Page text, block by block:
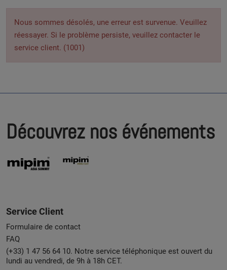
Nous sommes désolés, une erreur est survenue. Veuillez
réessayer. Si le problème persiste, veuillez contacter le
service client. (1001)
Découvrez nos événements
Service Client
Formulaire de contact
FAQ
(+33) 1 47 56 64 10. Notre service téléphonique est ouvert du
lundi au vendredi, de 9h à 18h CET.